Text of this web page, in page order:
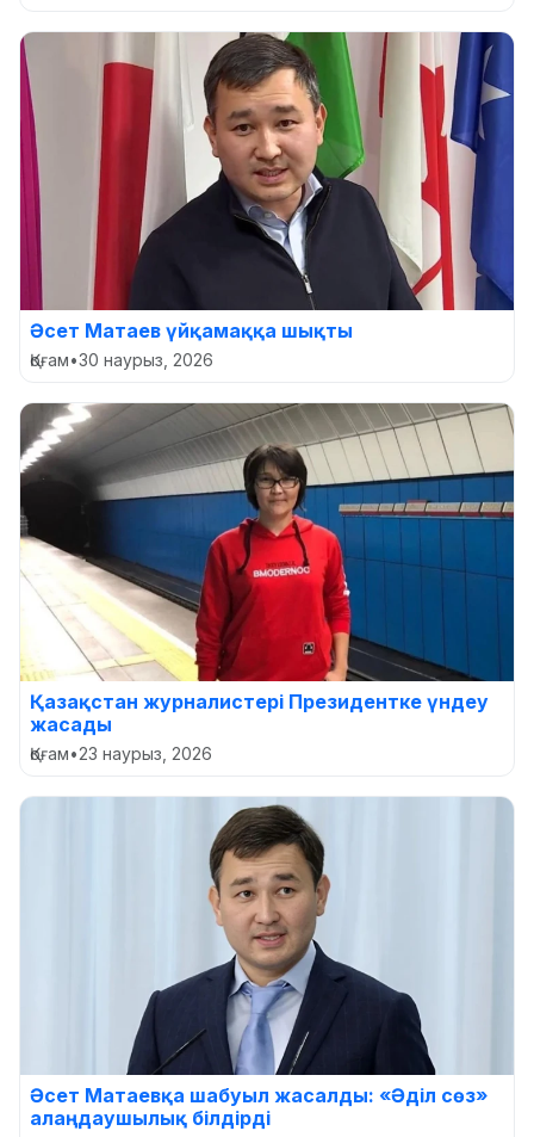
Әсет Матаев үйқамаққа шықты
Қоғам•30 наурыз, 2026
Қазақстан журналистері Президентке үндеу
жасады
Қоғам•23 наурыз, 2026
Әсет Матаевқа шабуыл жасалды: «Әділ сөз»
алаңдаушылық білдірді